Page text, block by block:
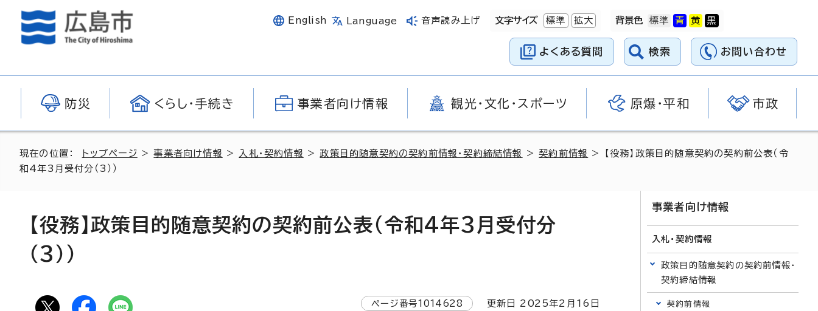
English Language 音声読み上げ 文字サイズ 標準 拡大 背景色
よくある質問 検索 お問い合わせ
防災 くらし・手続き 事業者向け情報 観光・文化・スポーツ 原爆・平和 市政
現在の位置： トップページ >事業者向け情報 > 入札・契約情報 > 政策目的随意契約の契約前情報・契約締結情報 >契約前情報 > 【役務】政策目的随意契約の契約前公表（令
和4年3月受付分（3））
【役務】政策目的随意契約の契約前公表（令和4年3月受付分
（3））
ページ番号1014628 更新日 2025年2月 16 日
事業者向け情報
入札・契約情報
政策目的随意契約の契約前情報・
契約締結情報
契約前情報